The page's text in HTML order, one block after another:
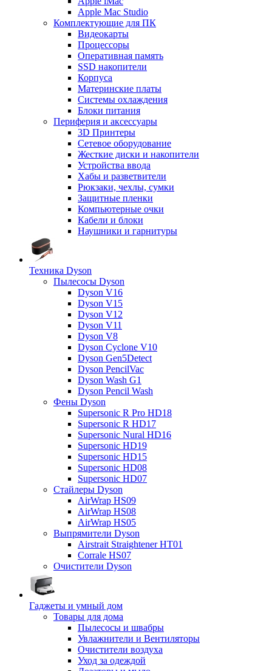
Apple Mac Studio
Комплектующие для ПК
Видеокарты
Процессоры
Оперативная память
SSD накопители
Корпуса
Материнские платы
Системы охлаждения
Блоки питания
Периферия и аксессуары
3D Принтеры
Сетевое оборудование
Жесткие диски и накопители
Устройства ввода
Хабы и разветвители
Рюкзаки, чехлы, сумки
Защитные пленки
Компьютерные очки
Кабели и блоки
Наушники и гарнитуры
Техника Dyson
Пылесосы Dyson
Dyson V16
Dyson V15
Dyson V12
Dyson V11
Dyson V8
Dyson Cyclone V10
Dyson Gen5Detect
Dyson PencilVac
Dyson Wash G1
Dyson Pencil Wash
Фены Dyson
Supersonic R Pro HD18
Supersonic R HD17
Supersonic Nural HD16
Supersonic HD19
Supersonic HD15
Supersonic HD08
Supersonic HD07
Стайлеры Dyson
AirWrap HS09
AirWrap HS08
AirWrap HS05
Выпрямители Dyson
Airstrait Straightener HT01
Corrale HS07
Очистители Dyson
Гаджеты и умный дом
Товары для дома
Пылесосы и швабры
Увлажнители и Вентиляторы
Очистители воздуха
Уход за одеждой